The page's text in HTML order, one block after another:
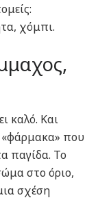
χόμπι.
καλό. Και
«φάρμακα» που
παγίδα. Το
στο όριο,
σχέση